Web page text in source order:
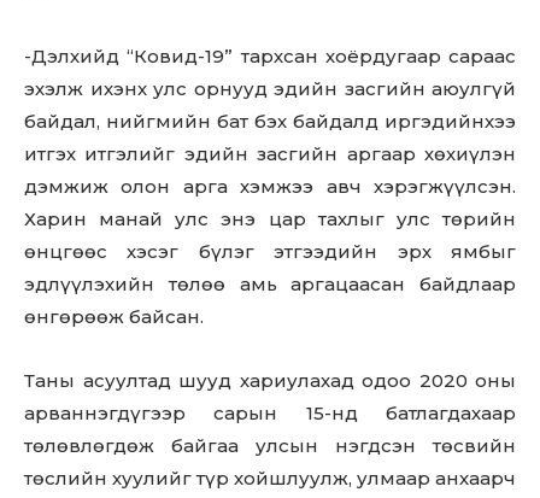
-Дэлхийд “Ковид-19” тархсан хоёрдугаар сараас
эхэлж ихэнх улс орнууд эдийн засгийн аюулгүй
байдал, нийгмийн бат бэх байдалд иргэдийнхээ
итгэх итгэлийг эдийн засгийн аргаар хөхиүлэн
дэмжиж олон арга хэмжээ авч хэрэгжүүлсэн.
Харин манай улс энэ цар тахлыг улс төрийн
өнцгөөс хэсэг бүлэг этгээдийн эрх ямбыг
эдлүүлэхийн төлөө амь аргацаасан байдлаар
өнгөрөөж байсан.
Таны асуултад шууд хариулахад одоо 2020 оны
арваннэгдүгээр сарын 15-нд батлагдахаар
төлөвлөгдөж байгаа улсын нэгдсэн төсвийн
төслийн хуулийг түр хойшлуулж, улмаар анхаарч